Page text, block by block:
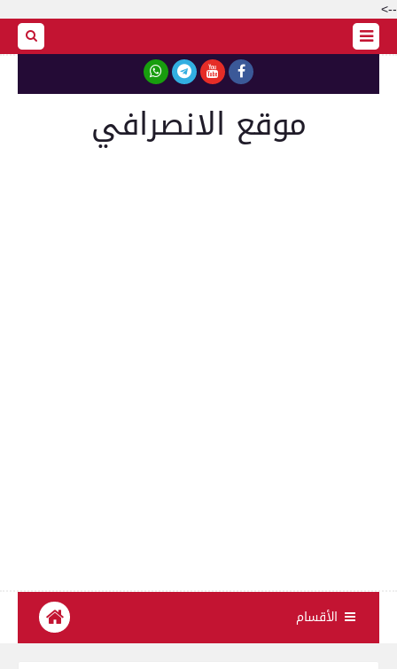
-->
موقع الانصرافي
الأقسام